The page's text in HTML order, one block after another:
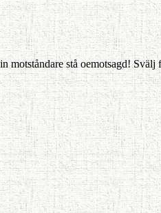
stå oemotsagd! Svälj